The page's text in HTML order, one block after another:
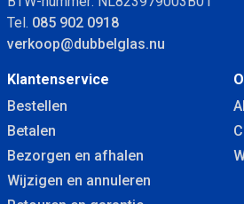
Tel. 085 902 0918
verkoop@dubbelglas.nu
Klantenservice
Bestellen
Betalen
Bezorgen en afhalen
Wijzigen en annuleren